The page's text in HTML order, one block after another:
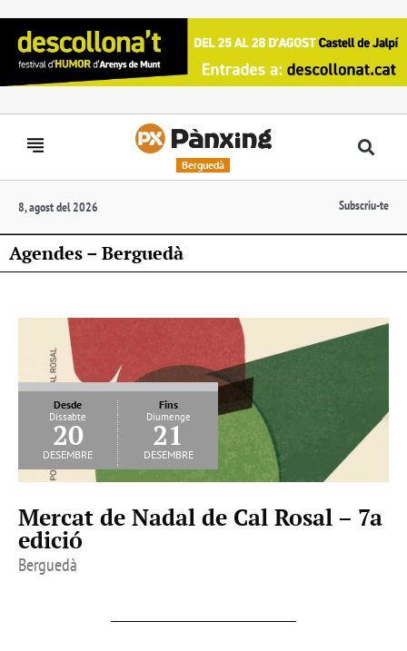
Berguedà
8, agost del 2026 Subscriu-te
Agendes – Berguedà
Desde
Dissabte
20
desembre
Fins
Diumenge
21
desembre
Mercat de Nadal de Cal Rosal – 7a
edició
Berguedà